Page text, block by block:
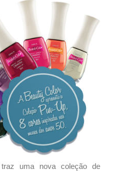
traz uma nova coleção de